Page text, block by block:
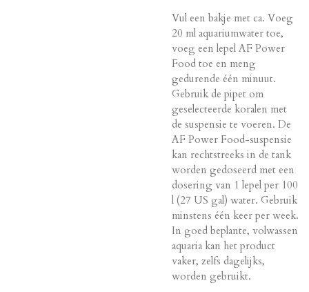
Vul een bakje met ca. Voeg
20 ml aquariumwater toe,
voeg een lepel AF Power
Food toe en meng
gedurende één minuut.
Gebruik de pipet om
geselecteerde koralen met
de suspensie te voeren. De
AF Power Food-suspensie
kan rechtstreeks in de tank
worden gedoseerd met een
dosering van 1 lepel per 100
l (27 US gal) water. Gebruik
minstens één keer per week.
In goed beplante, volwassen
aquaria kan het product
vaker, zelfs dagelijks,
worden gebruikt.